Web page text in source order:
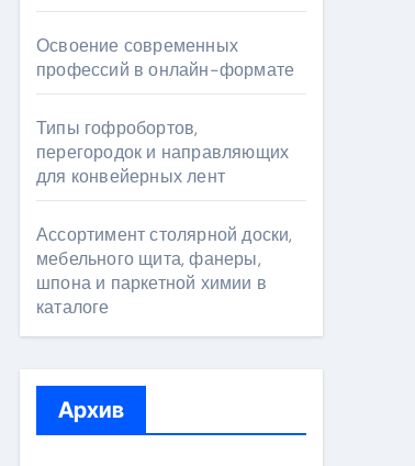
Освоение современных
профессий в онлайн-формате
Типы гофробортов,
перегородок и направляющих
для конвейерных лент
Ассортимент столярной доски,
мебельного щита, фанеры,
шпона и паркетной химии в
каталоге
Архив